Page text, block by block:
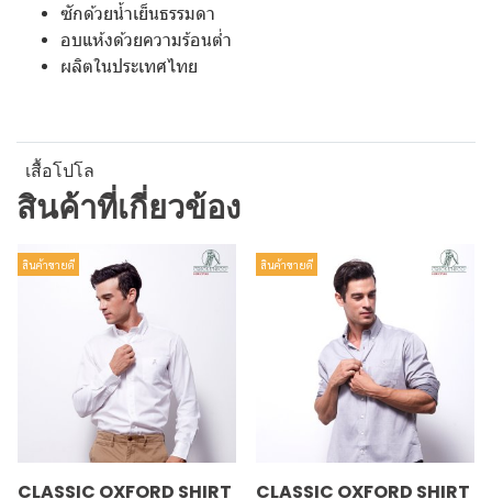
ซักด้วยน้ำเย็นธรรมดา
อบแห้งด้วยความร้อนต่ำ
ผลิตในประเทศไทย
เสื้อโปโล
สินค้าที่เกี่ยวข้อง
สินค้าขายดี
CLASSIC OXFORD SHIRT
สินค้าขายดี
CLASSIC OXFORD SHIRT